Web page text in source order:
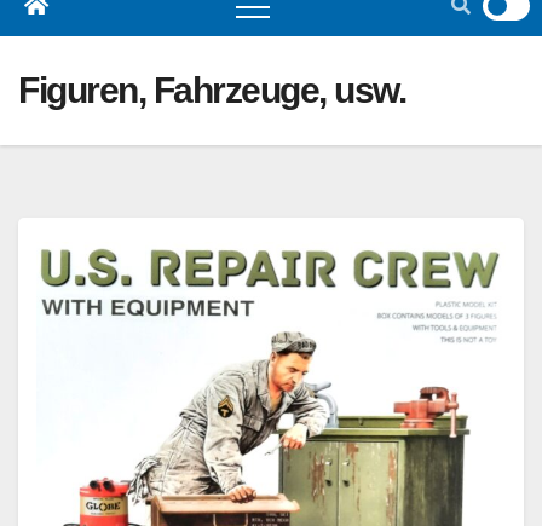
Figuren, Fahrzeuge, usw.